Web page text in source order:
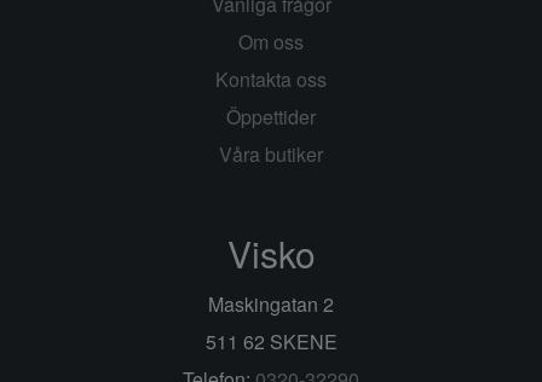
Om oss
Kontakta oss
Öppettider
Våra butiker
Visko
Maskingatan 2
511 62 SKENE